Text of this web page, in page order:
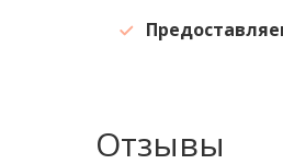
Отзывы